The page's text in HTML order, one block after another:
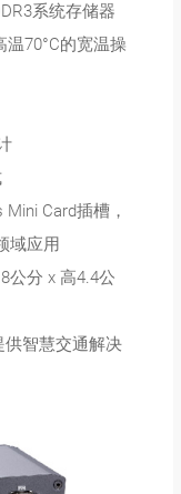
系统存储器
70°C的宽温操
Card插槽，
域应用
公分 x 高4.4公
智慧交通解决